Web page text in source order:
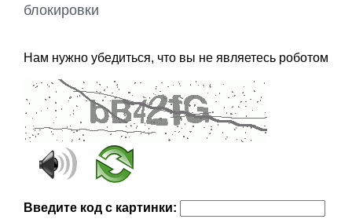
блокировки
Нам нужно убедиться, что вы не являетесь роботом
Введите код с картинки: